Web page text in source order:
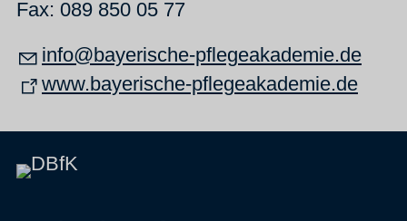
Fax: 089 850 05 77
info@bayerische-pflegeakademie.de
www.bayerische-pflegeakademie.de